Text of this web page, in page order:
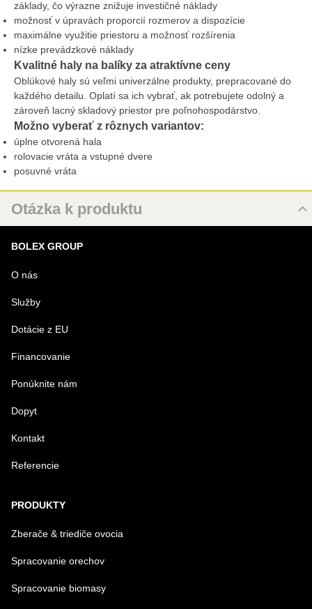
základy, čo výrazne znižuje investičné náklady
možnosť v úpravách proporcií rozmerov a dispozície
maximálne využitie priestoru a možnosť rozšírenia
nízke prevádzkové náklady
Kvalitné haly na balíky za atraktívne ceny
Oblúkové haly sú veľmi univerzálne produkty, prepracované do
každého detailu. Oplatí sa ich vybrať, ak potrebujete odolný a
zároveň lacný skladový priestor pre poľnohospodárstvo.
Možno vyberať z rôznych variantov:
úplne otvorená hala
rolovacie vráta a vstupné dvere
posuvné vráta
Otázka k produktu
MENO
VÁŠ E-MAIL
VAŠA OTÁZKA K PRODUKTU
Odoslať
BOLEX GROUP
O nás
Služby
Dotácie z EU
Financovanie
Ponúknite nám
Dopyt
Kontakt
Referencie
PRODUKTY
Zberače & triediče ovocia
Spracovanie orechov
Spracovanie biomasy